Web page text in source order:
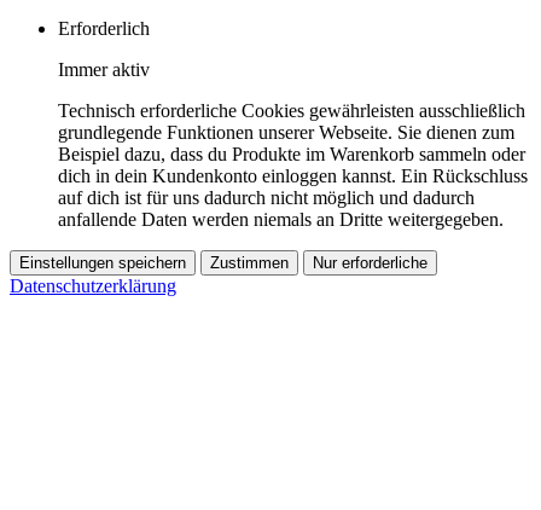
Erforderlich
Immer aktiv
Technisch erforderliche Cookies gewährleisten ausschließlich
grundlegende Funktionen unserer Webseite. Sie dienen zum
Beispiel dazu, dass du Produkte im Warenkorb sammeln oder
dich in dein Kundenkonto einloggen kannst. Ein Rückschluss
auf dich ist für uns dadurch nicht möglich und dadurch
anfallende Daten werden niemals an Dritte weitergegeben.
Einstellungen speichern Zustimmen Nur erforderliche
Datenschutzerklärung